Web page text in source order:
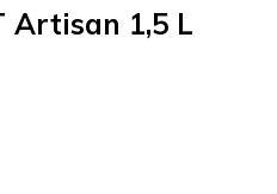
Artisan 1,5 L